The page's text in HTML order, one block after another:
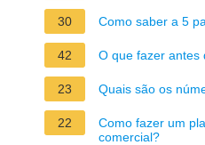
30 Como saber a 5
42 O que fazer antes
23 Quais são os
22
Como fazer um
comercial?